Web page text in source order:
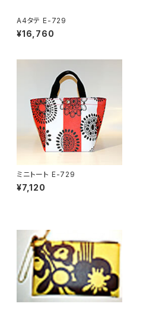
A4タテ E-729
¥16,760
ミニトート E-729
¥7,120